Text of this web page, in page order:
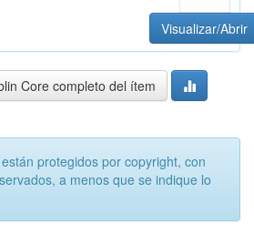
Visualizar/Abrir
Core completo del ítem
protegidos por copyright, con
a menos que se indique lo